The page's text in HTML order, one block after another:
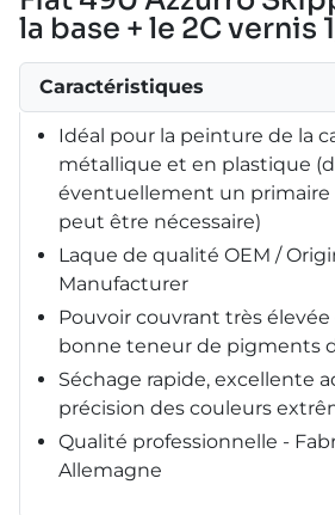
la base + le 2C vernis
Caractéristiques
Idéal pour la peinture de la
métallique et en plastique
éventuellement un primaire
peut être nécessaire)
Laque de qualité OEM /
Manufacturer
Pouvoir couvrant très élevée
bonne teneur de pigments
Séchage rapide, excellente
précision des couleurs
Qualité professionnelle -
Allemagne